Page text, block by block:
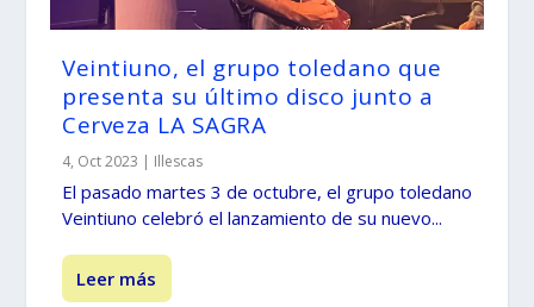
Veintiuno, el grupo toledano que
presenta su último disco junto a
Cerveza LA SAGRA
4, Oct 2023 | Illescas
El pasado martes 3 de octubre, el grupo toledano
Veintiuno celebró el lanzamiento de su nuevo...
Leer más